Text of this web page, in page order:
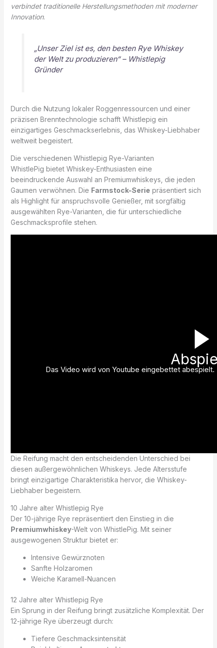
verbindet traditionelle Herstellungsmethoden mit moderner
Innovation.
„Unser Ziel ist es, den besten Rye Whiskey
der Welt zu produzieren“ – Whistlepig
Gründer
Durch die Nutzung lokaler Roggenressourcen und einer
präzisen Brenntechnologie schafft Whistlepig ein
einzigartiges Geschmackserlebnis, das Whiskey-Liebhaber
weltweit begeistert.
Die verschiedenen Whistlepig Rye-Varianten
WhistlePig bietet Whiskey-Enthusiasten eine
beeindruckende Auswahl an Premiumwhiskeys, die jeden
Gaumen verwöhnen. Die Farmstock-Serie präsentiert sich
als Highlight für anspruchsvolle Genießer, mit sorgfältig
ausgewählten Rye-Varianten, die für unterschiedliche
Geschmacksprofile stehen.
Das Video wird von Youtube eingebettet
Die Reifung macht den entscheidenden Unterschied bei
diesen außergewöhnlichen Whiskeys. Jede Altersstufe
bringt einzigartige Charakteristika hervor, die Whiskey-
Liebhaber begeistern.
10 Jahre alter Whistlepig Rye
Der 10-jährige Rye repräsentiert den Einstieg in die
Premiumwhiskey-Welt von WhistlePig. Mit seiner
ausgewogenen Struktur bietet er:
Intensive Gewürznoten
Sanfte Holzaromen
Weiche Karamell-Nuancen
12 Jahre alter Whistlepig Rye
Ein Sprung in der Reifung bringt zusätzliche Komplexität. Der
12-jährige Rye überzeugt durch:
Tiefere Geschmacksintensität